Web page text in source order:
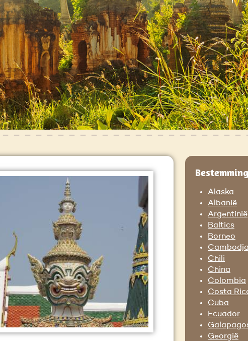
Alaska
Albanië
Argentinië
Baltics
Borneo
Cambodja
Chili
China
Colombia
Costa
Cuba
Ecuador
Georgië